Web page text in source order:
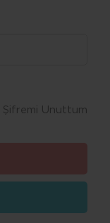
Şifremi Unuttum